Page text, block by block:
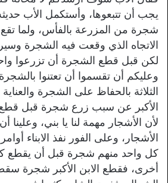
يجب أن تتبعوها، وأستكمل الأب
شجرة من المزرعة بالفأس، ولما
الاتجاه الذي وقعت فيه الشجرة
لكن قبل قطع الشجرة أن تزرعوا
وعليكم أن تقسموا أن تعتنوا بالشجرة
الثلاثة بالحفاظ على الشجرة
الأكبر عن سبب زرع شجرة قبل قطع
لأن الأشجار مهمة لنا يا بني، وعلينا
الأشجار، وعلى الفور نفذ الابناء
كل واحد منهم شجرة قبل أن يقطع
أخرى، فقطع الابن الأكبر شجرة